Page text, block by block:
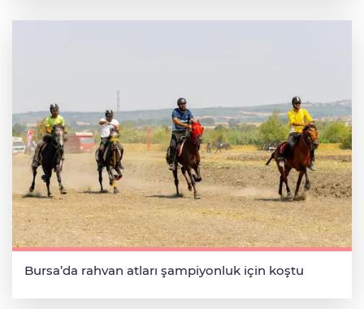
Bursa’da rahvan atları şampiyonluk için koştu